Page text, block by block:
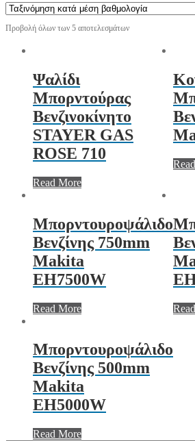
Προβολή όλων των 5 αποτελεσμάτων
Ψαλίδι
Μπορντούρας
Βενζινοκίνητο
STAYER GAS
ROSE 710
Read More
Μπορντουροψάλιδο
Βενζίνης 750mm
Makita
EH7500W
Read More
Μπορντουροψάλιδο
Βενζίνης 500mm
Makita
EH5000W
Read More